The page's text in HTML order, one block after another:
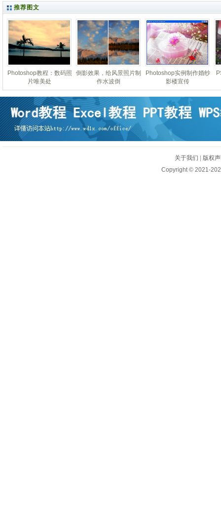
推荐图文
Photoshop教程：数码照
片唯美处
倒影效果，给风景照片制
作水波倒
Photoshop实例制作婚纱
影楼宣传
关于我们
版权
Copyright © 2021-